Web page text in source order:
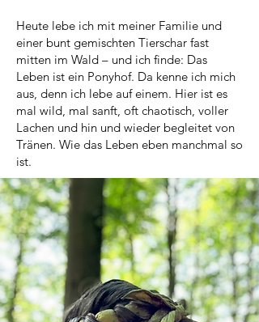
Heute lebe ich mit meiner Familie und
einer bunt gemischten Tierschar fast
mitten im Wald – und ich finde: Das
Leben ist ein Ponyhof. Da kenne ich mich
aus, denn ich lebe auf einem. Hier ist es
mal wild, mal sanft, oft chaotisch, voller
Lachen und hin und wieder begleitet von
Tränen. Wie das Leben eben manchmal so
ist.